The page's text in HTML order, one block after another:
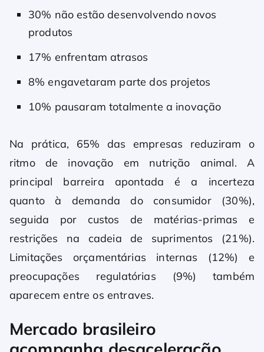
30% não estão desenvolvendo novos
produtos
17% enfrentam atrasos
8% engavetaram parte dos projetos
10% pausaram totalmente a inovação
Na prática, 65% das empresas reduziram o
ritmo de inovação em nutrição animal. A
principal barreira apontada é a incerteza
quanto à demanda do consumidor (30%),
seguida por custos de matérias-primas e
restrições na cadeia de suprimentos (21%).
Limitações orçamentárias internas (12%) e
preocupações regulatórias (9%) também
aparecem entre os entraves.
Mercado brasileiro